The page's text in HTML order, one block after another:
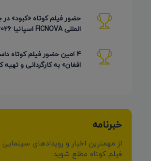
حضور فیلم کوتاه «کبود» در
المللی FICNOVA اسپانیا 2026
4 امین حضور فیلم کوتاه
افغان» به کارگردانی و تهیه
خبرنامه
از مهمترین اخبار و رویدادهای
فیلم کوتاه مطلع شوید: